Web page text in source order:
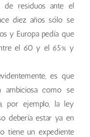
de residuos ante el
diez años sólo se
y Europa pedía que
el 60 y el 65% y
es que
como se
por ejemplo, la ley
debería estar ya en
tiene un expediente